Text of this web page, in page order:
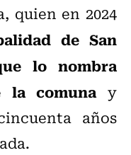
quien en 2024
de San
lo nombra
la comuna y
años